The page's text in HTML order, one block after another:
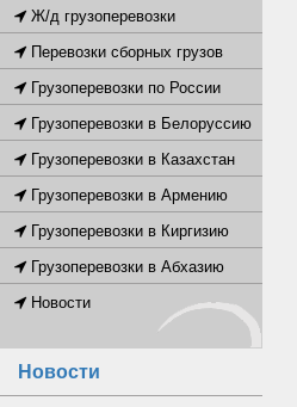
Ж/д грузоперевозки
Перевозки сборных грузов
Грузоперевозки по России
Грузоперевозки в Белоруссию
Грузоперевозки в Казахстан
Грузоперевозки в Армению
Грузоперевозки в Киргизию
Грузоперевозки в Абхазию
Новости
Новости